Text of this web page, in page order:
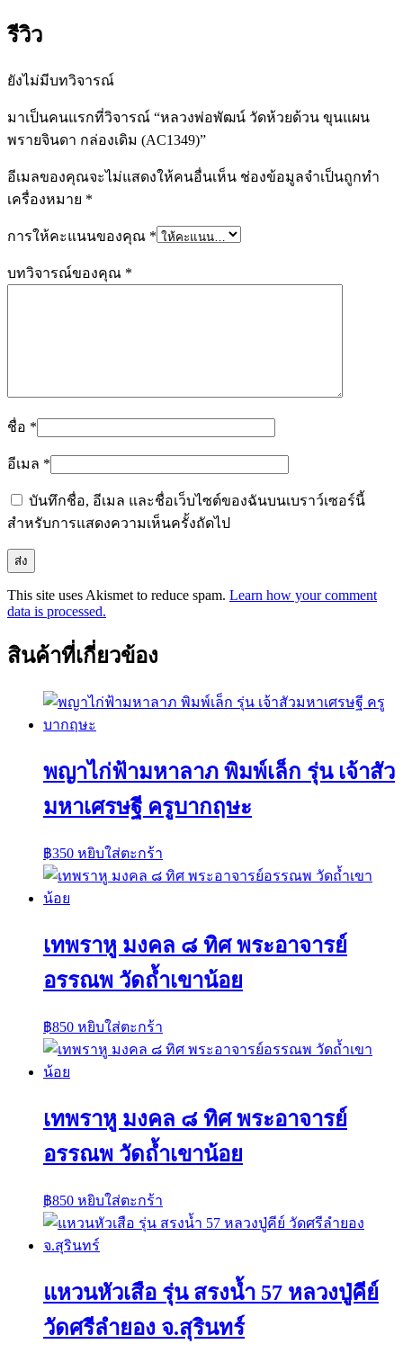
รีวิว
ยังไม่มีบทวิจารณ์
มาเป็นคนแรกที่วิจารณ์ “หลวงพ่อพัฒน์ วัดห้วยด้วน ขุนแผน
พรายจินดา กล่องเดิม (AC1349)”
อีเมลของคุณจะไม่แสดงให้คนอื่นเห็น ช่องข้อมูลจำเป็นถูกทำ
เครื่องหมาย *
การให้คะแนนของคุณ *
บทวิจารณ์ของคุณ *
ชื่อ *
อีเมล *
บันทึกชื่อ, อีเมล และชื่อเว็บไซต์ของฉันบนเบราว์เซอร์นี้
สำหรับการแสดงความเห็นครั้งถัดไป
This site uses Akismet to reduce spam. Learn how your comment
data is processed.
สินค้าที่เกี่ยวข้อง
พญาไก่ฟ้ามหาลาภ พิมพ์เล็ก รุ่น เจ้าสัว
มหาเศรษฐี ครูบากฤษะ
฿350 หยิบใส่ตะกร้า
เทพราหู มงคล ๘ ทิศ พระอาจารย์
อรรณพ วัดถ้ำเขาน้อย
฿850 หยิบใส่ตะกร้า
เทพราหู มงคล ๘ ทิศ พระอาจารย์
อรรณพ วัดถ้ำเขาน้อย
฿850 หยิบใส่ตะกร้า
แหวนหัวเสือ รุ่น สรงน้ำ 57 หลวงปู่คีย์
วัดศรีลำยอง จ.สุรินทร์